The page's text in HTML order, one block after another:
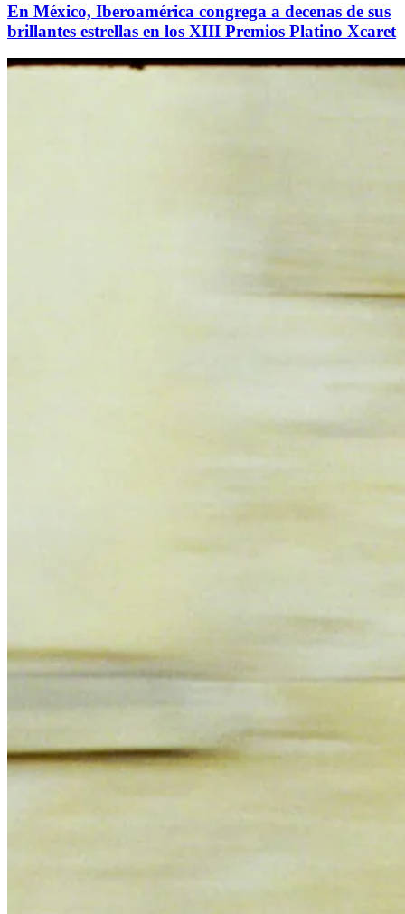
En México, Iberoamérica congrega a decenas de sus
brillantes estrellas en los XIII Premios Platino Xcaret